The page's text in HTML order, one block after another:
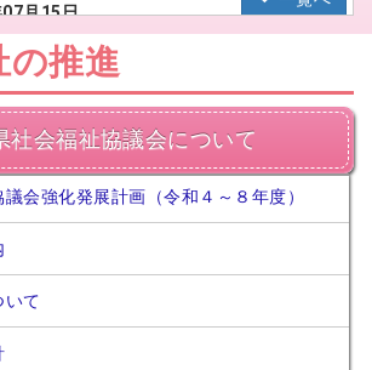
月15日
ばる介護職員応援事業 イメー
SNS広告配信プロポーザルの実
月15日
】福祉のお仕事フェア in
される法人の皆様へ
月14日
流事業を更新しました。
月10日
の会員情報サービスを更新しま
月06日
行動障害支援者養成研修（基
の推進
社会福祉協議会について
会強化発展計画（令和４～８年度）
いて